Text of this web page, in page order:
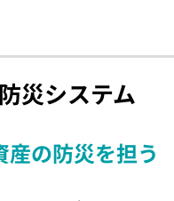
災システム
産の防災を担う